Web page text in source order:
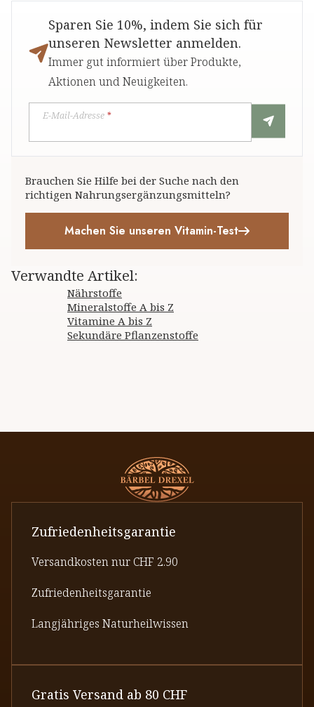
Sparen Sie 10%, indem Sie sich für
unseren Newsletter anmelden.
Immer gut informiert über Produkte,
Aktionen und Neuigkeiten.
E-Mail-Adresse *
Brauchen Sie Hilfe bei der Suche nach den
richtigen Nahrungsergänzungsmitteln?
Machen Sie unseren Vitamin-Test
Verwandte Artikel:
Nährstoffe
Mineralstoffe A bis Z
Vitamine A bis Z
Sekundäre Pflanzenstoffe
Zufriedenheitsgarantie
Versandkosten nur CHF 2.90
Zufriedenheitsgarantie
Langjähriges Naturheilwissen
Gratis Versand ab 80 CHF